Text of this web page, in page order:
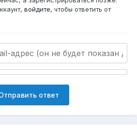
войдите, чтобы ответить от
ответ